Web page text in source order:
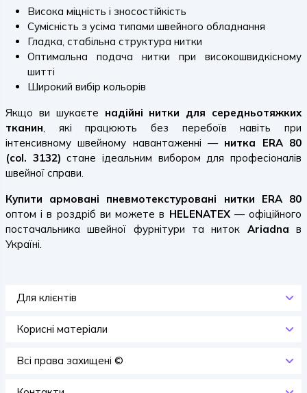
Висока міцність і зносостійкість
Сумісність з усіма типами швейного обладнання
Гладка, стабільна структура нитки
Оптимальна подача нитки при високошвидкісному
шитті
Широкий вибір кольорів
Якщо ви шукаєте надійні нитки для середньотяжких
тканин, які працюють без перебоїв навіть при
інтенсивному швейному навантаженні — нитка ERA 80
(col. 3132) стане ідеальним вибором для професіоналів
швейної справи.
Купити армовані пневмотекстуровані нитки ERA 80
оптом і в роздріб ви можете в HELENATEX— офіційного
постачальника швейної фурнітури та ниток Ariadna в
Україні.
Для клієнтів
Корисні матеріали
Всi права захищенi ©